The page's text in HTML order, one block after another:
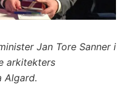
Jan Tore Sanner i
arkitekters
Algard.